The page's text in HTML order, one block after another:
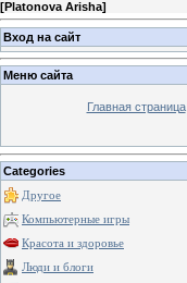
[Platonova Arisha]
Вход на сайт
Меню сайта
Главная страница
Categories
Другое
Компьютерные игры
Красота и здоровье
Люди и блоги